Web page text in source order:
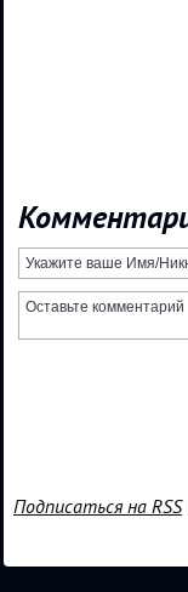
Подписаться на RSS